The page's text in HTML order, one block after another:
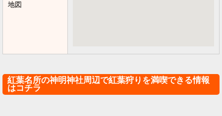
地図
紅葉名所の神明神社周辺で紅葉狩りを満喫できる情報
はコチラ